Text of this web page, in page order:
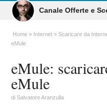
Canale Offerte e
Home Internet Scaricare da
eMule
eMule:
eMule
diSalvatore Aranzulla